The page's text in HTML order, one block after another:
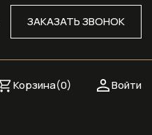
ЗАКАЗАТЬ ЗВОНОК
Войти
Корзина(0)